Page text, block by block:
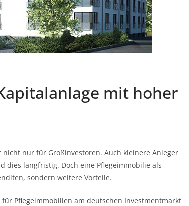
mit hoher
nur für Großinvestoren. Auch kleinere Anleger
dies langfristig. Doch eine Pflegeimmobilie als
sondern weitere Vorteile.
Pflegeimmobilien am deutschen Investmentmarkt